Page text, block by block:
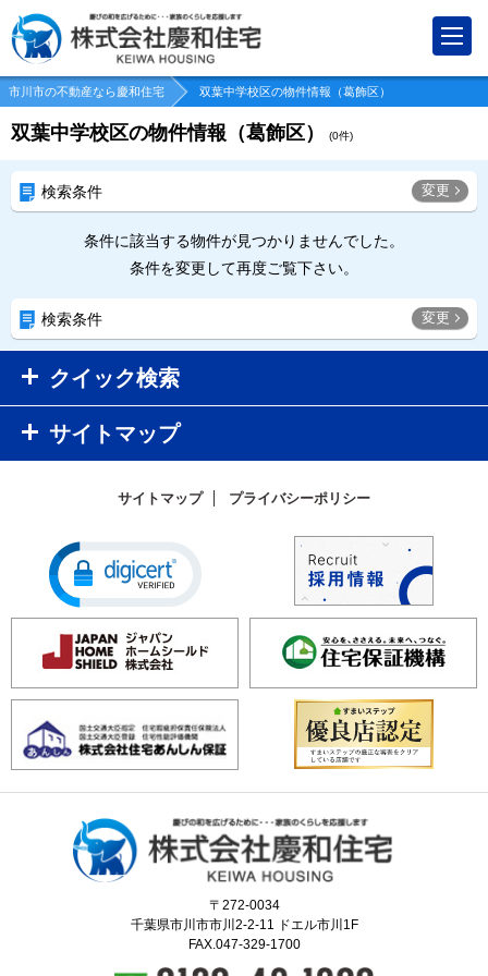
市川市の不動産なら慶和住宅 双葉中学校区の物件情報（葛飾区）
双葉中学校区の物件情報（葛飾区） (0件)
検索条件 変更
条件に該当する物件が見つかりませんでした。
条件を変更して再度ご覧下さい。
検索条件 変更
クイック検索
サイトマップ
サイトマップ プライバシーポリシー
〒272-0034
千葉県市川市市川2-2-11 ドエル市川1F
FAX.047-329-1700